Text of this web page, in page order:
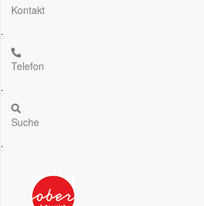
Kontakt
.
Telefon
.
Suche
.